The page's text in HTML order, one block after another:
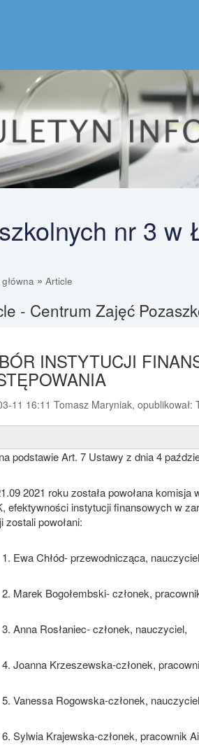
nr 3 w
» Article
- Centrum Zajęć
INSTYTUCJI
11 16:11 Tomasz Maryniak, opublikował:
na podstawie Art. 7 Ustawy z dnia 4
2021 roku została powołana
efektywności instytucji finansowych w
zostali powołani:
Ewa Chłód- przewodnicząca,
Marek Bogołembski- członek,
Anna Rosłaniec- członek, nauczyciel,
Joanna Krzeszewska-członek,
Vanessa Rogowska-członek,
Sylwia Krajewska-członek, pracownik